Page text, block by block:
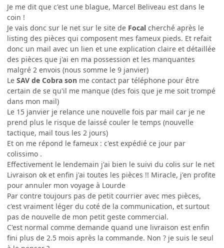
Je me dit que c'est une blague, Marcel Beliveau est dans le
coin !
Je vais donc sur le net sur le site de Focal cherché après le
listing des pièces qui composent mes fameux pieds. Et refait
donc un mail avec un lien et une explication claire et détaillée
des pièces que j'ai en ma possession et les manquantes
malgré 2 envois (nous somme le 9 janvier)
Le SAV de Cobra son me contact par téléphone pour être
certain de se qu'il me manque (des fois que je me soit trompé
dans mon mail)
Le 15 janvier je relance une nouvelle fois par mail car je ne
prend plus le risque de laissé couler le temps (nouvelle
tactique, mail tous les 2 jours)
Et on me répond le fameux : c'est expédié ce jour par
colissimo .
Effectivement le lendemain j'ai bien le suivi du colis sur le net
Livraison ok et enfin j'ai toutes les pièces !! Miracle, j'en profite
pour annuler mon voyage à Lourde
Par contre toujours pas de petit courrier avec mes pièces,
c'est vraiment léger du coté de la communication, et surtout
pas de nouvelle de mon petit geste commercial.
C'est normal comme demande quand une livraison est enfin
fini plus de 2.5 mois après la commande. Non ? je suis le seul